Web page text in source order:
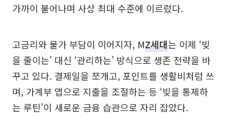
가까이 불어나며 사상 최대 수준에 이르렀다.
고금리와 물가 부담이 이어지자, MZ세대는 이제 ‘빚
을 줄이는’ 대신 ‘관리하는’ 방식으로 생존 전략을 바
꾸고 있다. 결제일을 쪼개고, 포인트를 생활비처럼 쓰
며, 가계부 앱으로 지출을 조절하는 등 ‘빚을 통제하
는 루틴’이 새로운 금융 습관으로 자리 잡았다.